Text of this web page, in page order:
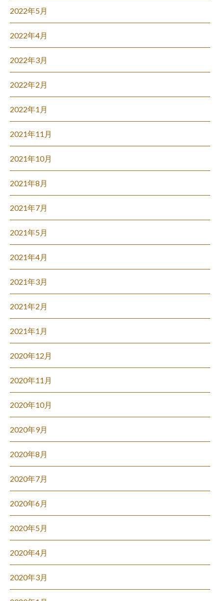
2022年5月
2022年4月
2022年3月
2022年2月
2022年1月
2021年11月
2021年10月
2021年8月
2021年7月
2021年5月
2021年4月
2021年3月
2021年2月
2021年1月
2020年12月
2020年11月
2020年10月
2020年9月
2020年8月
2020年7月
2020年6月
2020年5月
2020年4月
2020年3月